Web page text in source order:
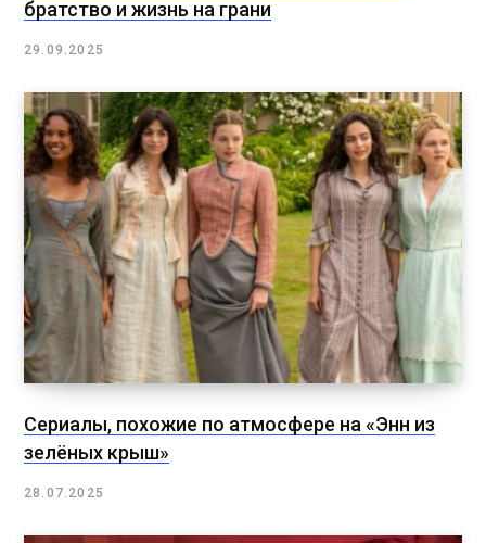
братство и жизнь на грани
29.09.2025
Сериалы, похожие по атмосфере на «Энн из
зелёных крыш»
28.07.2025